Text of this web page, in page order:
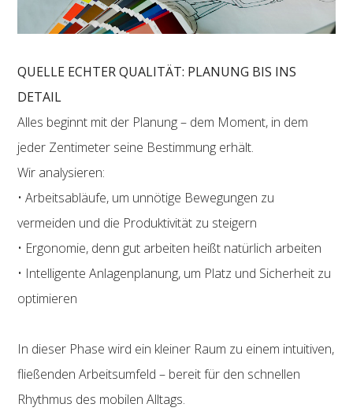
QUELLE ECHTER QUALITÄT: PLANUNG BIS INS
DETAIL
Alles beginnt mit der Planung – dem Moment, in dem
jeder Zentimeter seine Bestimmung erhält.
Wir analysieren:
• Arbeitsabläufe, um unnötige Bewegungen zu
vermeiden und die Produktivität zu steigern
• Ergonomie, denn gut arbeiten heißt natürlich arbeiten
• Intelligente Anlagenplanung, um Platz und Sicherheit zu
optimieren
In dieser Phase wird ein kleiner Raum zu einem intuitiven,
fließenden Arbeitsumfeld – bereit für den schnellen
Rhythmus des mobilen Alltags.